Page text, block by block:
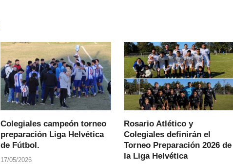
Colegiales campeón torneo
preparación Liga Helvética
de Fútbol.
17/05/2026
Rosario Atlético y
Colegiales definirán el
Torneo Preparación 2026 de
la Liga Helvética